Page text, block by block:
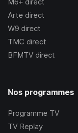
Arte direct
W9 direct
TMC direct
BFMTV direct
Nos programmes
Programme TV
TV Replay